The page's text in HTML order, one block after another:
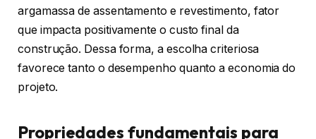
argamassa de assentamento e revestimento, fator
que impacta positivamente o custo final da
construção. Dessa forma, a escolha criteriosa
favorece tanto o desempenho quanto a economia do
projeto.
Propriedades fundamentais para